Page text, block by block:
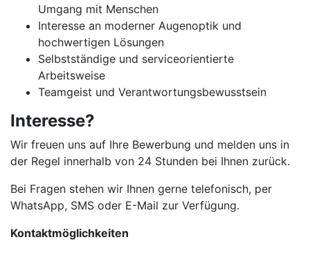
Umgang mit Menschen
Interesse an moderner Augenoptik und
hochwertigen Lösungen
Selbstständige und serviceorientierte
Arbeitsweise
Teamgeist und Verantwortungsbewusstsein
Interesse?
Wir freuen uns auf Ihre Bewerbung und melden uns in
der Regel innerhalb von 24 Stunden bei Ihnen zurück.
Bei Fragen stehen wir Ihnen gerne telefonisch, per
WhatsApp, SMS oder E-Mail zur Verfügung.
Kontaktmöglichkeiten